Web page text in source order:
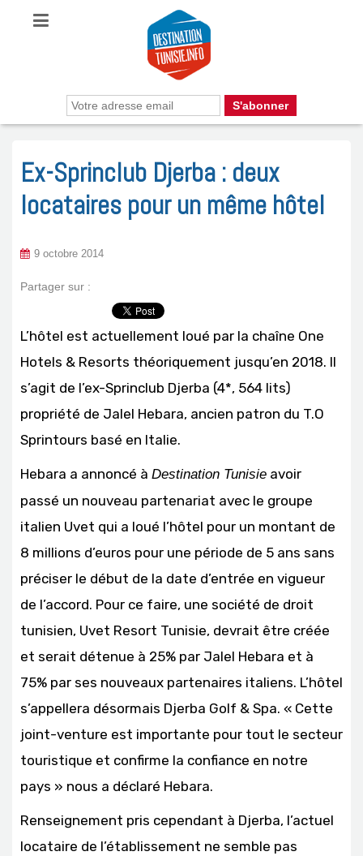
Ex-Sprinclub Djerba : deux
locataires pour un même hôtel
9 octobre 2014
Partager sur :
L’hôtel est actuellement loué par la chaîne One
Hotels & Resorts théoriquement jusqu’en 2018. Il
s’agit de l’ex-Sprinclub Djerba (4*, 564 lits)
propriété de Jalel Hebara, ancien patron du T.O
Sprintours basé en Italie.
Hebara a annoncé à Destination Tunisie avoir
passé un nouveau partenariat avec le groupe
italien Uvet qui a loué l’hôtel pour un montant de
8 millions d’euros pour une période de 5 ans sans
préciser le début de la date d’entrée en vigueur
de l’accord. Pour ce faire, une société de droit
tunisien, Uvet Resort Tunisie, devrait être créée
et serait détenue à 25% par Jalel Hebara et à
75% par ses nouveaux partenaires italiens. L’hôtel
s’appellera désormais Djerba Golf & Spa. « Cette
joint-venture est importante pour tout le secteur
touristique et confirme la confiance en notre
pays » nous a déclaré Hebara.
Renseignement pris cependant à Djerba, l’actuel
locataire de l’établissement ne semble pas